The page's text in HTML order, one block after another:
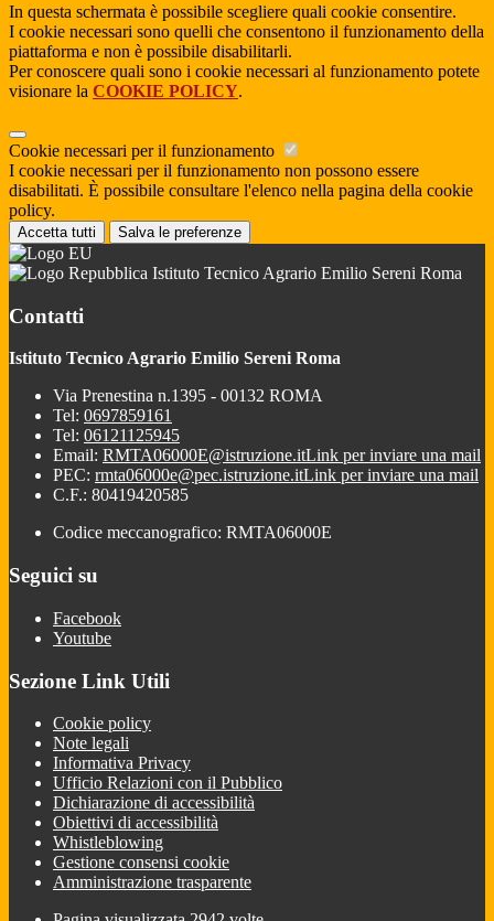
In questa schermata è possibile scegliere quali cookie consentire.
I cookie necessari sono quelli che consentono il funzionamento della
piattaforma e non è possibile disabilitarli.
Per conoscere quali sono i cookie necessari al funzionamento potete
visionare la COOKIE POLICY.
Cookie necessari per il funzionamento
I cookie necessari per il funzionamento non possono essere
disabilitati. È possibile consultare l'elenco nella pagina della cookie
policy.
Accetta tutti Salva le preferenze
Istituto Tecnico Agrario Emilio Sereni Roma
Contatti
Istituto Tecnico Agrario Emilio Sereni Roma
Via Prenestina n.1395 - 00132 ROMA
Tel: 0697859161
Tel: 06121125945
Email: RMTA06000E@istruzione.itLink per inviare una mail
PEC: rmta06000e@pec.istruzione.itLink per inviare una mail
C.F.: 80419420585
Codice meccanografico: RMTA06000E
Seguici su
Facebook
Youtube
Sezione Link Utili
Cookie policy
Note legali
Informativa Privacy
Ufficio Relazioni con il Pubblico
Dichiarazione di accessibilità
Obiettivi di accessibilità
Whistleblowing
Gestione consensi cookie
Amministrazione trasparente